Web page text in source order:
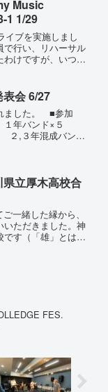
Music
1 1/29
イブを実施しまし
で行い、リハーサル
わけですが、いつに
とが伺えます。本
、完...
会 6/27
ました。 ■参加
年バンド×５
,３年混成バンド×
立厚木高校合
一緒した縁から、
ただきました。神
す（「雄」とはい
FES.